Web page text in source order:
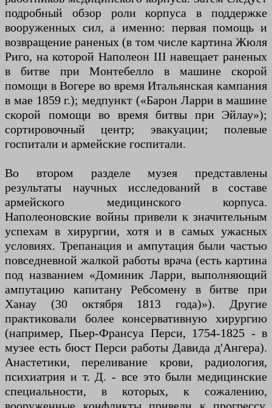
подробный обзор роли корпуса в поддержке
вооруженных сил, а именно: первая помощь и
возвращение раненых (в том числе картина Жюля
Риго, на которой Наполеон III навещает раненых
в битве при Монтебелло в машине скорой
помощи в Вогере во время Итальянская кампания
в мае 1859 г.); медпункт («Барон Ларри в машине
скорой помощи во время битвы при Эйлау»);
сортировочный центр; эвакуации; полевые
госпитали и армейские госпитали.
Во втором разделе музея представлены
результаты научных исследований в составе
армейского медицинского корпуса.
Наполеоновские войны привели к значительным
успехам в хирургии, хотя и в самых ужасных
условиях. Трепанация и ампутация были частью
повседневной жалкой работы врача (есть картина
под названием «Доминик Ларри, выполняющий
ампутацию капитану Ребсомену в битве при
Ханау (30 октября 1813 года)»). Другие
практиковали более консервативную хирургию
(например, Пьер-Франсуа Перси, 1754-1825 - в
музее есть бюст Перси работы Давида д'Ангера).
Анастетики, переливание крови, радиология,
психиатрия и т. Д. - все это были медицинские
специальности, в которых, к сожалению,